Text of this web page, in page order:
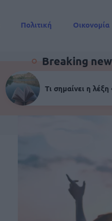
Πολιτική Οικονομία
Breaking
Τι σημαίνει η